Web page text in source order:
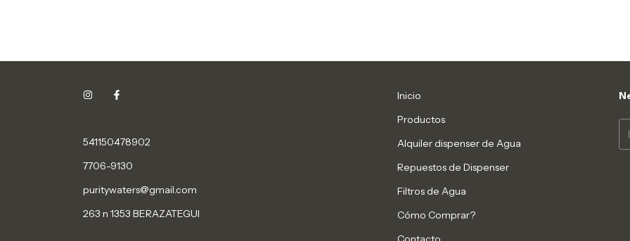
541150478902
7706-9130
puritywaters@gmail.com
263 n 1353 BERAZATEGUI
Inicio
Productos
Alquiler dispenser de Agua
Repuestos de Dispenser
Filtros de Agua
Cómo Comprar?